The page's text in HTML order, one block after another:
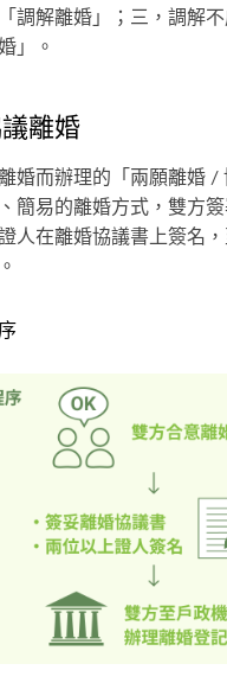
調解離婚」；三，調解
」。
離婚
婚而辦理的「兩願離婚 /
簡易的離婚方式，雙方
人在離婚協議書上簽名